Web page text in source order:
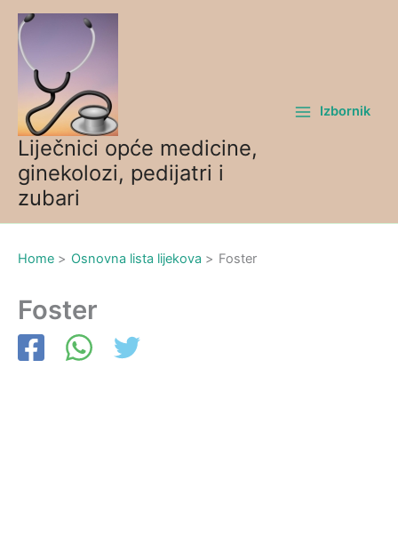
Skip
content
Liječnici opće medicine,
ginekolozi, pedijatri i
zubari
Izbornik
Home Osnovna lista lijekova Foster
Foster